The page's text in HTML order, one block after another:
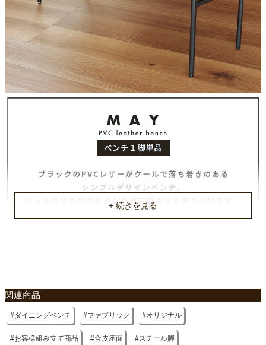
脚部塗装
ラッカー塗装
梱包サイズ
約112ｘ39ｘ12.5(cm)
梱包重量
約8.5kg
ベトナム
組立説明書(PDF)
関連商品
ダイニングベンチ ファブリック オリジナル
お客様組み立て商品 合皮座面 スチール脚